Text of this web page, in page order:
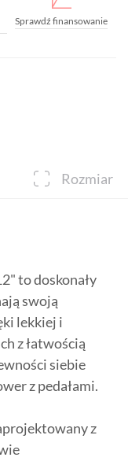
Sprawdź finansowanie
Rozmiar
to doskonały
swoją
lekkiej i
z łatwością
siebie
z pedałami.
z